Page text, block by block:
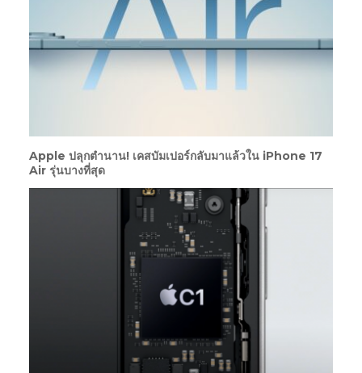
Apple ปลุกตำนาน! เคสบัมเปอร์กลับมาแล้วใน iPhone 17
Air รุ่นบางที่สุด